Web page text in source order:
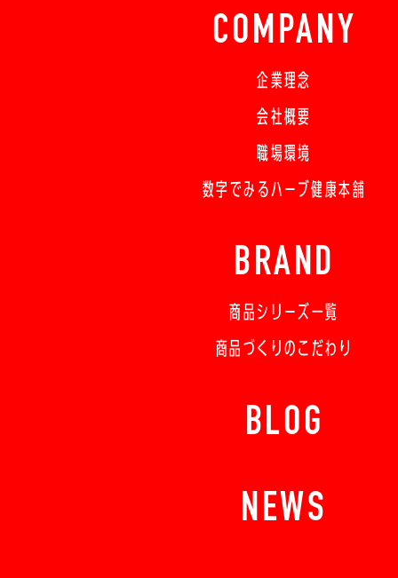
COMPANY
企業理念
会社概要
職場環境
数字でみるハーブ健康本舗
BRAND
商品シリーズ一覧
商品づくりのこだわり
BLOG
NEWS